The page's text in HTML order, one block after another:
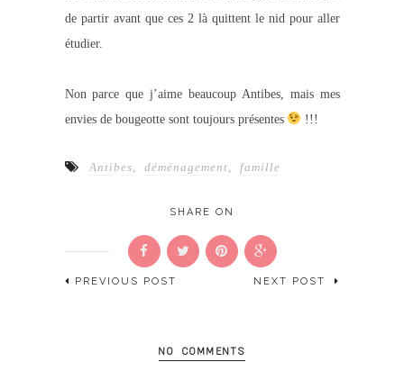
de partir avant que ces 2 là quittent le nid pour aller
étudier.
Non parce que j’aime beaucoup Antibes, mais mes
envies de bougeotte sont toujours présentes
!!!
Antibes déménagement famille
SHARE ON
PREVIOUS POST NEXT POST
NO COMMENTS